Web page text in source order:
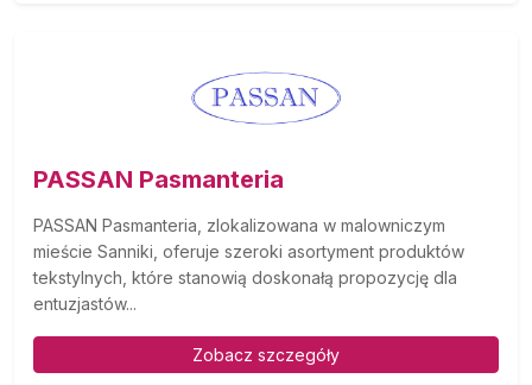
PASSAN Pasmanteria
PASSAN Pasmanteria, zlokalizowana w malowniczym
mieście Sanniki, oferuje szeroki asortyment produktów
tekstylnych, które stanowią doskonałą propozycję dla
entuzjastów...
Zobacz szczegóły